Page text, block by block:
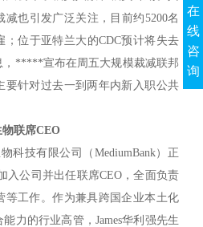
也引发广泛关注，目前约5200名
；位于亚特兰大的CDC预计将失去
，*****宣布在周五大规模裁减联邦
要针对过去一到两年内新入职公共
联席CEO
科技有限公司（MediumBank）正
入公司并出任联席CEO，全面负责
等工作。作为兼具跨国企业本土化
力的行业高管，James华利强先生
在
线
咨
询